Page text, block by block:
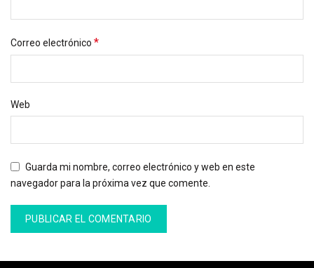
Correo electrónico *
Web
Guarda mi nombre, correo electrónico y web en este
navegador para la próxima vez que comente.